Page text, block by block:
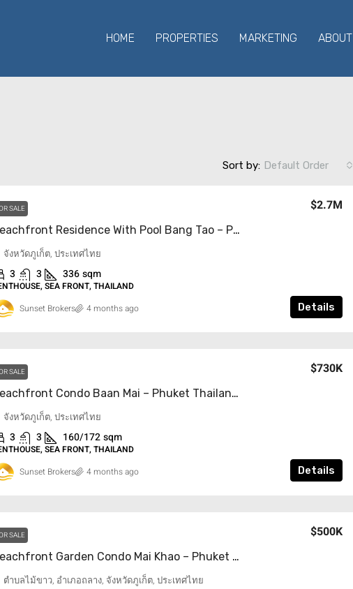
HOME PROPERTIES MARKETING ABOUT
Sort by: Default Order
SALE
Beachfront Residence With Pool Bang Tao – Phuket Thailand
$2.7M
จังหวัดภูเก็ต, ประเทศไทย
3 3 336sqm
SEA FRONT, THAILAND
Details
Sunset Brokers 4 months ago
SALE
Beachfront Condo Baan Mai – Phuket Thailand
$730K
จังหวัดภูเก็ต, ประเทศไทย
3 3 160/172sqm
SEA FRONT, THAILAND
Details
Sunset Brokers 4 months ago
SALE
Beachfront Garden Condo Mai Khao – Phuket Thailand
$500K
ตำบลไม้ขาว, อำเภอถลาง, จังหวัดภูเก็ต, ประเทศไทย
Khao – Phuket
ลาง, จังหวัดภูเก็ต,
VILLA
AIRPORT NEARBY, SEA FRONT, VILLA